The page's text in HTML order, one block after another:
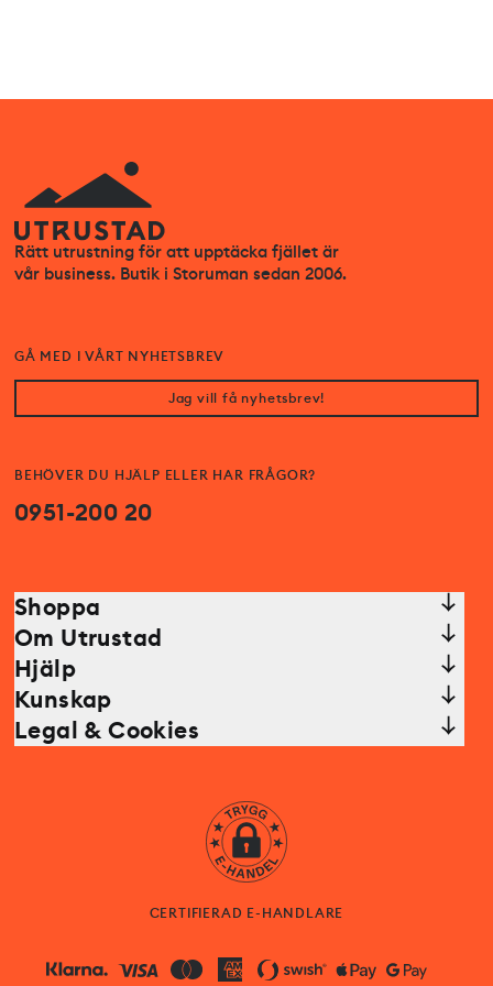
Rätt utrustning för att upptäcka fjället är
vår business. Butik i Storuman sedan 2006.
BEHÖVER DU HJÄLP ELLER HAR FRÅGOR?
0951-200 20
GÅ MED I VÅRT NYHETSBREV
Jag vill få nyhetsbrev!
Shoppa
Om Utrustad
Hjälp
Kunskap
Legal & Cookies
CERTIFIERAD E-HANDLARE